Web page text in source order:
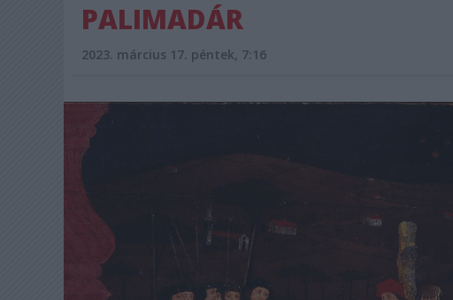
PALIMADÁR
2023. március 17. péntek, 7:16